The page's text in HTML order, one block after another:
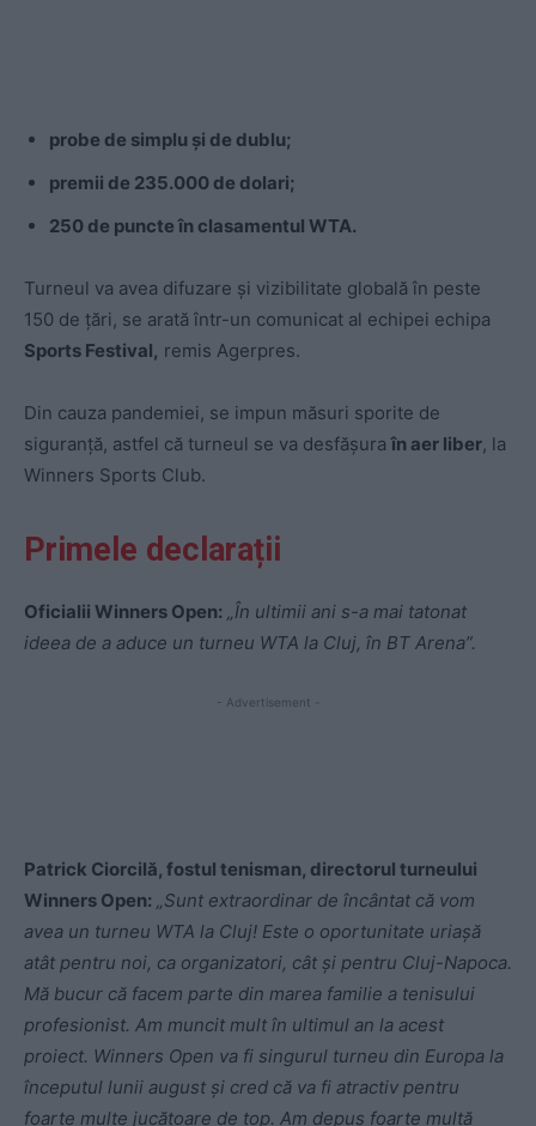
probe de simplu şi de dublu;
premii de 235.000 de dolari;
250 de puncte în clasamentul WTA.
Turneul va avea difuzare şi vizibilitate globală în peste
150 de ţări, se arată într-un comunicat al echipei echipa
Sports Festival, remis Agerpres.
Din cauza pandemiei, se impun măsuri sporite de
siguranţă, astfel că turneul se va desfăşuraîn aer liber, la
Winners Sports Club.
Primele declarații
Oficialii Winners Open: „În ultimii ani s-a mai tatonat
ideea de a aduce un turneu WTA la Cluj, în BT Arena”.
- Advertisement -
Patrick Ciorcilă, fostul tenisman, directorul turneului
Winners Open: „Sunt extraordinar de încântat că vom
avea un turneu WTA la Cluj! Este o oportunitate uriaşă
atât pentru noi, ca organizatori, cât şi pentru Cluj-Napoca.
Mă bucur că facem parte din marea familie a tenisului
profesionist. Am muncit mult în ultimul an la acest
proiect. Winners Open va fi singurul turneu din Europa la
începutul lunii august şi cred că va fi atractiv pentru
foarte multe jucătoare de top. Am depus foarte multă